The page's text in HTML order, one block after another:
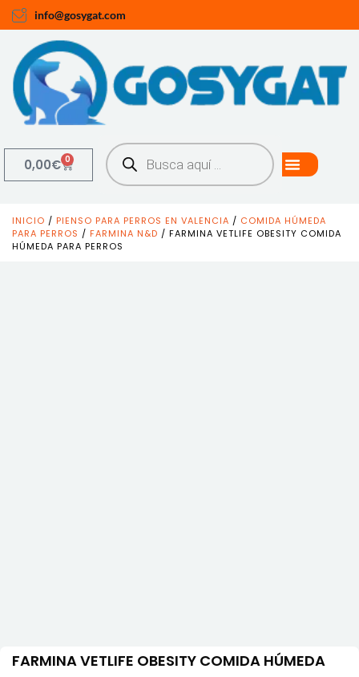
info@gosygat.com
0,00€ 0
INICIO / PIENSO PARA PERROS EN VALENCIA / COMIDA HÚMEDA
PARA PERROS / FARMINA N&D / FARMINA VETLIFE OBESITY COMIDA
HÚMEDA PARA PERROS
FARMINA VETLIFE OBESITY COMIDA HÚMEDA